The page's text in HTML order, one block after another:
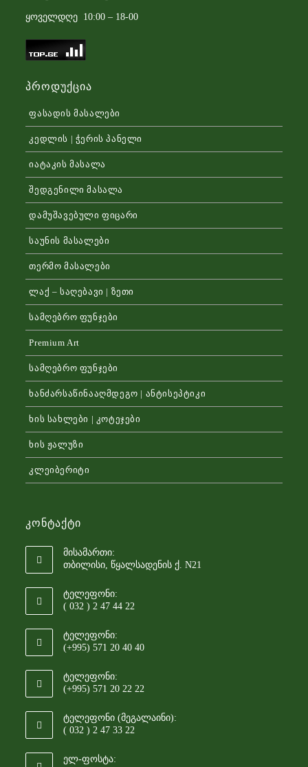
ყოველდღე 10:00 – 18-00
Პროდუქცია
ფასადის მასალები
კედლის | ჭერის პანელი
იატაკის მასალა
შედგენილი მასალა
დამუშავებული ფიცარი
საუნის მასალები
თერმო მასალები
ლაქ – საღებავი | ზეთი
სამღებრო ფუნჯები
Premium Art
სამღებრო ფუნჯები
ხანძარსაწინააღმდეგო | ანტისეპტიკი
ხის სახლები | კოტეჯები
ხის ჟალუზი
კლეიბერიტი
Კონტაქტი
მისამართი:
თბილისი, წყალსადენის ქ. N21
ტელეფონი:
( 032 ) 2 47 44 22
ტელეფონი:
(+995) 571 20 40 40
ტელეფონი:
(+995) 571 20 22 22
ტელეფონი (მეგალაინი):
( 032 ) 2 47 33 22
ელ-ფოსტა: